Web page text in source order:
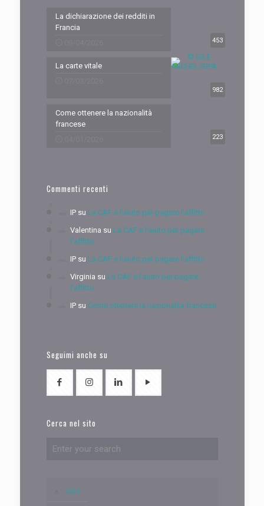
453
La dichiarazione dei redditi in
Francia
982
La carte vitale
223
Come ottenere la nazionalità
francese
Commenti recenti
IPsu La CAF e l’aiuto per pagare l’affitto
Valentina su La CAF e l’aiuto per pagare
l’affitto
IPsu La CAF e l’aiuto per pagare l’affitto
Virginia su La CAF e l’aiuto per pagare
l’affitto
IPsu Come ottenere la nazionalità francese
Seguimi anche su
Cerca nel sito
CGV